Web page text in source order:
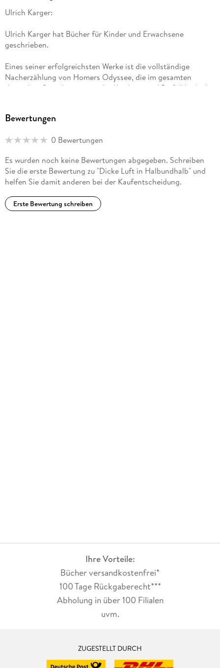
Ulrich Karger:
Ulrich Karger hat Bücher für Kinder und Erwachsene
geschrieben.
Eines seiner erfolgreichsten Werke ist die vollständige
Nacherzählung von Homers Odyssee, die im gesamten
deutschen Sprachraum von der Kritik mit viel Beifall bedacht
Zudem hat er für zahlreiche Tageszeitungen und
vornehmlich für den Berliner Tagesspiegel und sein Internet-
2010 wurde er zum Begründer des Labels Edition Gegenwind,
unter dem inzwischen (Stand: 2018) gemeinsam mit acht
anderen Autoren über 60 Titel erschienen sind.
Bewertungen
0 Bewertungen
Es wurden noch keine Bewertungen abgegeben. Schreiben
Sie die erste Bewertung zu "Dicke Luft in Halbundhalb" und
helfen Sie damit anderen bei der Kaufentscheidung.
Erste Bewertung schreiben
Ihre Vorteile:
Bücher versandkostenfrei*
100 Tage Rückgaberecht***
Abholung in über 100 Filialen
uvm.
ZUGESTELLT DURCH